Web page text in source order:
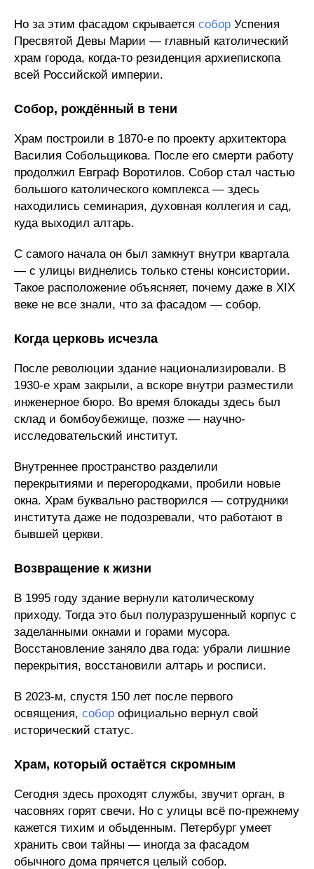
Но за этим фасадом скрывается собор Успения
Пресвятой Девы Марии — главный католический
храм города, когда-то резиденция архиепископа
всей Российской империи.
Собор, рождённый в тени
Храм построили в 1870-е по проекту архитектора
Василия Собольщикова. После его смерти работу
продолжил Евграф Воротилов. Собор стал частью
большого католического комплекса — здесь
находились семинария, духовная коллегия и сад,
куда выходил алтарь.
С самого начала он был замкнут внутри квартала
— с улицы виднелись только стены консистории.
Такое расположение объясняет, почему даже в XIX
веке не все знали, что за фасадом — собор.
Когда церковь исчезла
После революции здание национализировали. В
1930-е храм закрыли, а вскоре внутри разместили
инженерное бюро. Во время блокады здесь был
склад и бомбоубежище, позже — научно-
исследовательский институт.
Внутреннее пространство разделили
перекрытиями и перегородками, пробили новые
окна. Храм буквально растворился — сотрудники
института даже не подозревали, что работают в
бывшей церкви.
Возвращение к жизни
В 1995 году здание вернули католическому
приходу. Тогда это был полуразрушенный корпус с
заделанными окнами и горами мусора.
Восстановление заняло два года: убрали лишние
перекрытия, восстановили алтарь и росписи.
В 2023-м, спустя 150 лет после первого
освящения, собор официально вернул свой
исторический статус.
Храм, который остаётся скромным
Сегодня здесь проходят службы, звучит орган, в
часовнях горят свечи. Но с улицы всё по-прежнему
кажется тихим и обыденным. Петербург умеет
хранить свои тайны — иногда за фасадом
обычного дома прячется целый собор.